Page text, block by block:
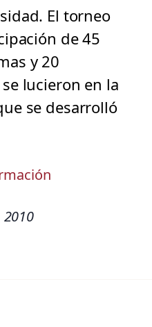
El torneo
de 45
y 20
lucieron en la
se desarrolló